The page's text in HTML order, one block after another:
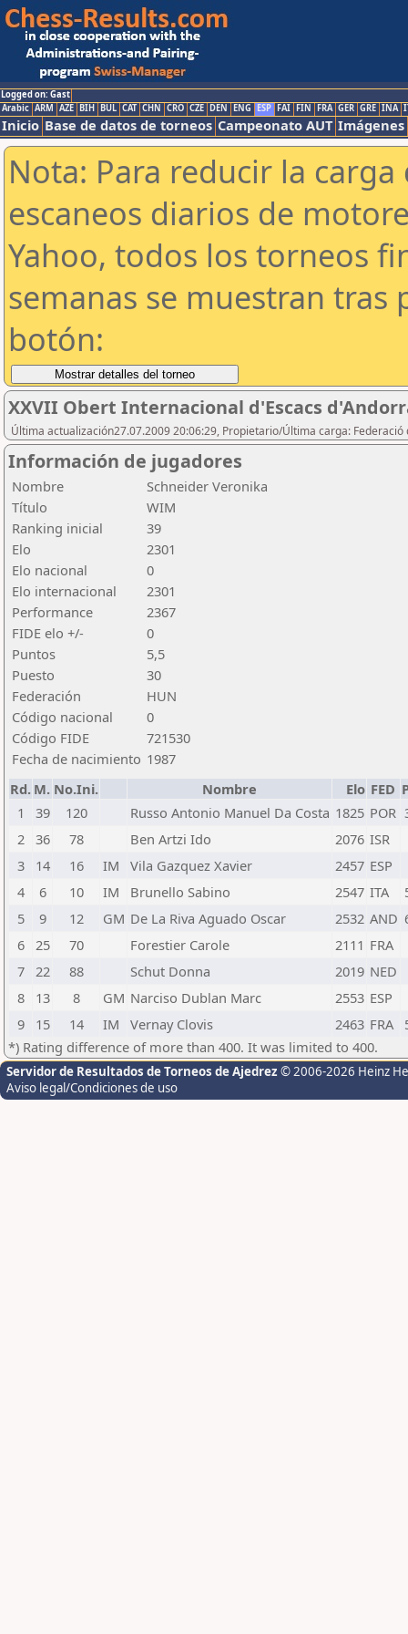
Logged on: Gast
Arabic ARM AZE BIH BUL CAT CHN CRO CZE DEN ENG ESP FAI FIN FRA GER GRE INA
Inicio Base de datos de torneos Campeonato AUT Imágenes
Nota: Para reducir la
escaneos diarios de
Yahoo, todos los torneos
semanas se muestran tras
botón:
XXVII Obert Internacional d'Escacs
Última actualización27.07.2009 20:06:29, Propietario/Última carga: Federació
Información de jugadores
Nombre
Schneider Veronika
Título
WIM
Ranking inicial
39
Elo
2301
Elo nacional
0
Elo internacional
2301
Performance
2367
FIDE elo +/-
0
Puntos
5,5
Puesto
30
Federación
HUN
Código nacional
0
Código FIDE
721530
Fecha de nacimiento 1987
Rd. M. No.Ini. Nombre Elo FED
1
39 120 Russo Antonio Manuel Da Costa 1825 POR
2 36 78 Ben Artzi Ido 2076 ISR
3
14 16 IM Vila Gazquez Xavier 2457 ESP
4
6 10 IM Brunello Sabino 2547 ITA
5
9 12 GM De La Riva Aguado Oscar 2532 AND
6 25 70 Forestier Carole 2111 FRA
7 22 88 Schut Donna 2019 NED
8
13 8 GM Narciso Dublan Marc 2553 ESP
9
15 14 IM Vernay Clovis 2463 FRA
*) Rating difference of more than 400. It was limited to 400.
Servidor de Resultados de Torneos de Ajedrez © 2006-2026 Heinz
Aviso legal/Condiciones de uso